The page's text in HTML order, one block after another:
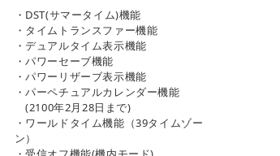
・DST(サマータイム)機能
・タイムトランスファー機能
・デュアルタイム表示機能
・パワーセーブ機能
・パワーリザーブ表示機能
・パーペチュアルカレンダー機能
(2100年2月28日まで)
・ワールドタイム機能（39タイムゾー
ン）